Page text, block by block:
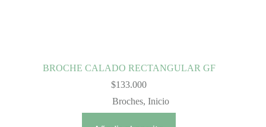
BROCHE CALADO RECTANGULAR GF
$133.000
Broches,Inicio